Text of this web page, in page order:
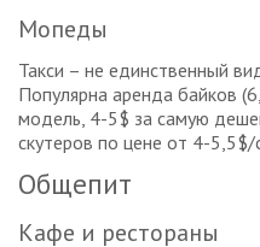
Мопеды
Такси – не единственный
Популярна аренда байков
модель, 4-5$ за самую
скутеров по цене от 4-5,5$/
Общепит
Кафе и рестораны